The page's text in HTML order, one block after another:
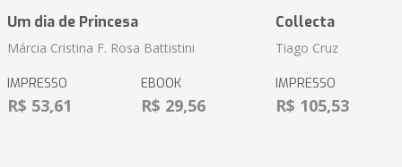
Um dia de Princesa
Márcia Cristina F. Rosa Battistini
IMPRESSO
R$ 53,61
EBOOK
R$ 29,56
Collecta
Tiago Cruz
IMPRESSO
R$ 105,53